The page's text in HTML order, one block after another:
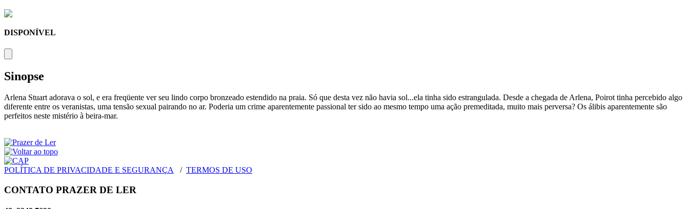
DISPONÍVEL
Sinopse
Arlena Stuart adorava o sol, e era freqüente ver seu lindo corpo bronzeado estendido na praia. Só que desta vez não havia sol...ela tinha sido estrangulada. Desde a chegada de Arlena, Poirot tinha percebido algo
diferente entre os veranistas, uma tensão sexual pairando no ar. Poderia um crime aparentemente passional ter sido ao mesmo tempo uma ação premeditada, muito mais perversa? Os álibis aparentemente são
perfeitos neste mistério à beira-mar.
POLÍTICA DE PRIVACIDADE E SEGURANÇA / TERMOS DE USO
CONTATO PRAZER DE LER